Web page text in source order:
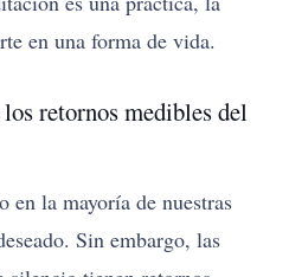
en una forma de vida.
retornos medibles del
en la mayoría de nuestras
Sin embargo, las